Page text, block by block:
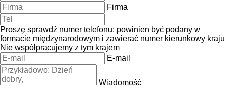
Firma
Proszę sprawdź numer telefonu: powinien być podany w
formacie międzynarodowym i zawierać numer kierunkowy kraju
Nie współpracujemy z tym krajem
E-mail
Wiadomość